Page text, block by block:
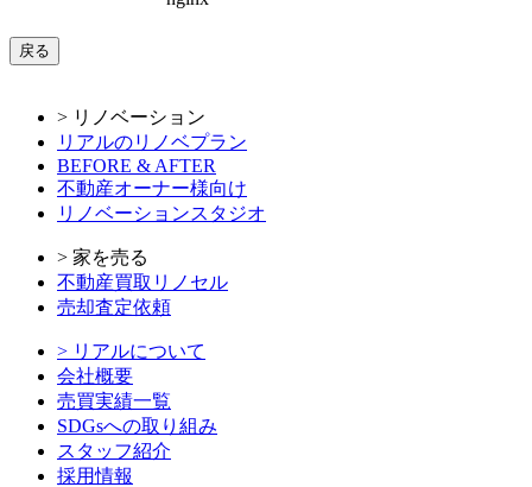
戻る
> リノベーション
リアルのリノベプラン
BEFORE & AFTER
不動産オーナー様向け
リノベーションスタジオ
> 家を売る
不動産買取リノセル
売却査定依頼
> リアルについて
会社概要
売買実績一覧
SDGsへの取り組み
スタッフ紹介
採用情報